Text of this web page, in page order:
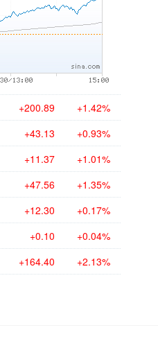
+200.89 +1.42%
+43.13 +0.93%
+11.37 +1.01%
+47.56 +1.35%
+12.30 +0.17%
+0.10 +0.04%
+164.40 +2.13%